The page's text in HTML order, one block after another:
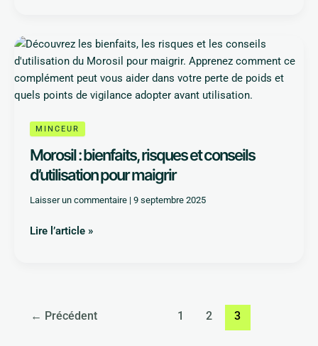
MINCEUR
Morosil : bienfaits, risques et conseils
d’utilisation pour maigrir
Laisser un commentaire | 9 septembre 2025
Morosil
:
bienfaits,
risques
conseils
d’utilisation
pour
maigrir
Lire l’article »
← Précédent 1 2 3